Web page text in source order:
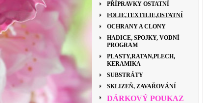
PŘÍPRAVKY OSTATNÍ
FOLIE,TEXTILIE,OSTATNÍ
OCHRANY A CLONY
HADICE, SPOJKY, VODNÍ
PROGRAM
PLASTY,RATAN,PLECH,
KERAMIKA
SUBSTRÁTY
SKLIZEŇ, ZAVAŘOVÁNÍ
DÁRKOVÝ POUKAZ